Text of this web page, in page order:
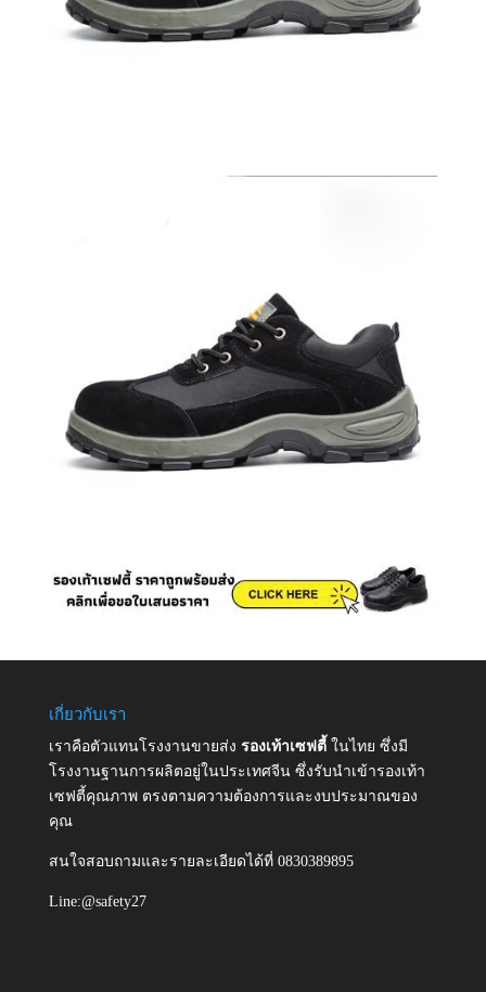
เกี่ยวกับเรา
เราคือตัวแทนโรงงานขายส่ง รองเท้าเซฟตี้ ในไทย ซึ่งมี
โรงงานฐานการผลิตอยู่ในประเทศจีน ซึ่งรับนำเข้ารองเท้า
เซฟตี้คุณภาพ ตรงตามความต้องการและงบประมาณของ
คุณ
สนใจสอบถามและรายละเอียดได้ที่ 0830389895
Line:@safety27